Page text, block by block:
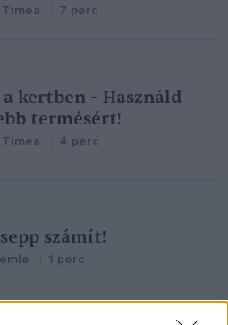
7 perc
kertben – Használd
termésért!
4 perc
számít!
1 perc